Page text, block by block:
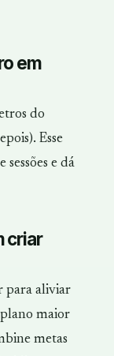
em
do
Esse
e dá
criar
para aliviar
maior
metas